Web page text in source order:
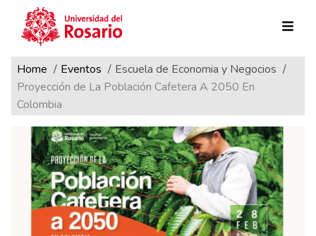
Pasar al contenido principal
Ruta de navegación
Home Eventos
Escuela de Economia y Negocios
Proyección de La Población Cafetera A 2050 En
Colombia